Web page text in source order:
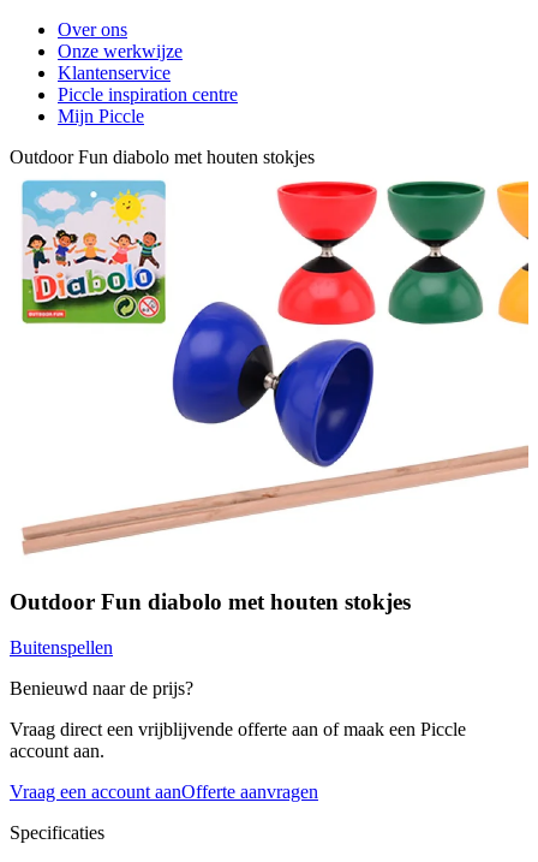
Over ons
Onze werkwijze
Klantenservice
Piccle inspiration centre
Mijn Piccle
Outdoor Fun diabolo met houten stokjes
Outdoor Fun diabolo met houten stokjes
Buitenspellen
Benieuwd naar de prijs?
Vraag direct een vrijblijvende offerte aan of maak een Piccle
account aan.
Vraag een account aanOfferte aanvragen
Specificaties